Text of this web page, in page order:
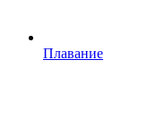
Плавание